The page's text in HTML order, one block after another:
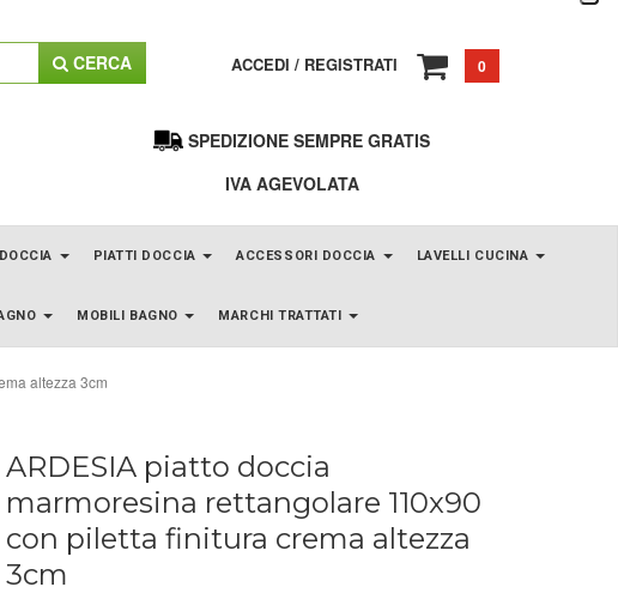
CERCA ACCEDI / REGISTRATI 0
SPEDIZIONE SEMPRE GRATIS
IVA AGEVOLATA
PIATTI DOCCIA ACCESSORI DOCCIA LAVELLI CUCINA
MOBILI BAGNO MARCHI TRATTATI
altezza 3cm
ARDESIA piatto doccia
marmoresina rettangolare 110x90
con piletta finitura crema altezza
3cm